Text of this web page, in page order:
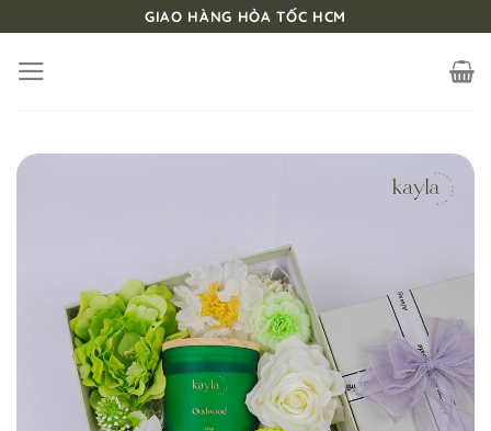
nội
GIAO HÀNG HỎA TỐC HCM